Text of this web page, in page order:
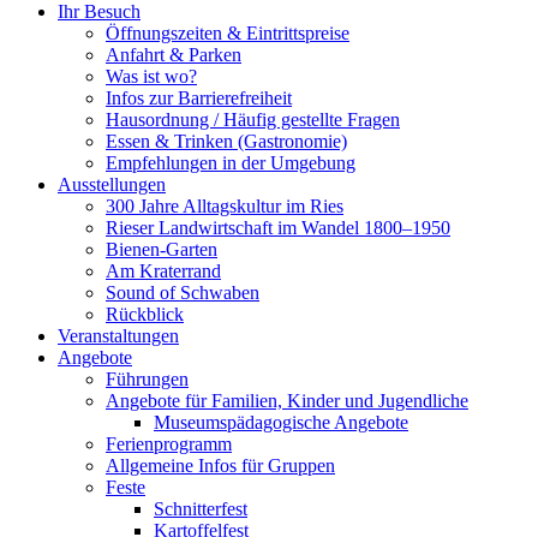
Ihr Besuch
Öffnungszeiten & Eintrittspreise
Anfahrt & Parken
Was ist wo?
Infos zur Barrierefreiheit
Hausordnung / Häufig gestellte Fragen
Essen & Trinken (Gastronomie)
Empfehlungen in der Umgebung
Ausstellungen
300 Jahre Alltagskultur im Ries
Rieser Landwirtschaft im Wandel 1800–1950
Bienen-Garten
Am Kraterrand
Sound of Schwaben
Rückblick
Veranstaltungen
Angebote
Führungen
Angebote für Familien, Kinder und Jugendliche
Museumspädagogische Angebote
Ferienprogramm
Allgemeine Infos für Gruppen
Feste
Schnitterfest
Kartoffelfest